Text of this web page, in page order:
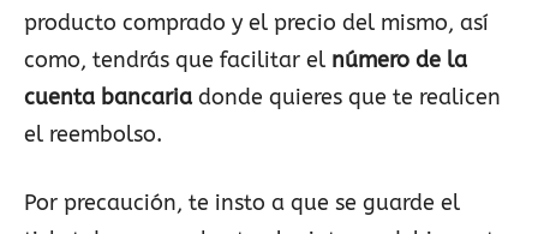
producto comprado y el precio del mismo, así
como, tendrás que facilitar el número de la
cuenta bancaria donde quieres que te realicen
el reembolso.
Por precaución, te insto a que se guarde el